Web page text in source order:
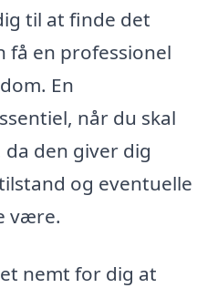
til at finde det
få en professionel
En
når du skal
den giver dig
og eventuelle
være.
nemt for dig at